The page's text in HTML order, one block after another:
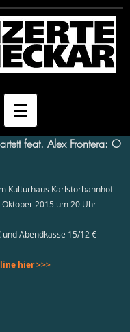
feat. Alex Frontera: O
Kulturhaus Karlstorbahnhof
Oktober 2015 um 20 Uhr
und Abendkasse 15/12 €
hier >>>